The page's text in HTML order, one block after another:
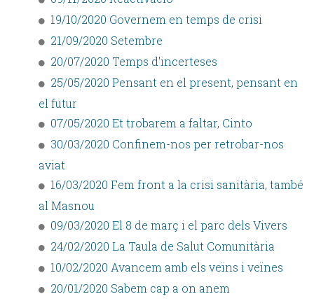
19/10/2020 Governem en temps de crisi
21/09/2020 Setembre
20/07/2020 Temps d'incerteses
25/05/2020 Pensant en el present, pensant en
el futur
07/05/2020 Et trobarem a faltar, Cinto
30/03/2020 Confinem-nos per retrobar-nos
aviat
16/03/2020 Fem front a la crisi sanitària, també
al Masnou
09/03/2020 El 8 de març i el parc dels Vivers
24/02/2020 La Taula de Salut Comunitària
10/02/2020 Avancem amb els veïns i veïnes
20/01/2020 Sabem cap a on anem